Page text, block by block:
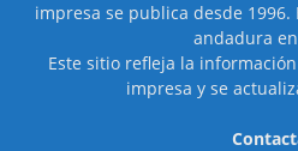
impresa se publica desde
andadura
Este sitio refleja la
impresa y se